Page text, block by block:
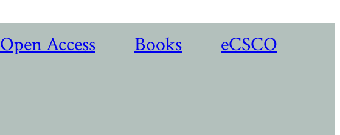
Open Access Books eCSCO